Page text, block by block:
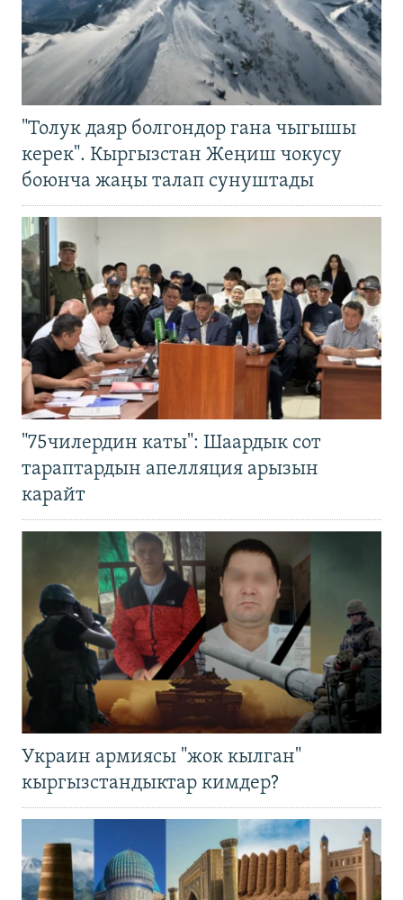
"Толук даяр болгондор гана чыгышы
керек". Кыргызстан Жеңиш чокусу
боюнча жаңы талап сунуштады
"75чилердин каты": Шаардык сот
тараптардын апелляция арызын
карайт
Украин армиясы "жок кылган"
кыргызстандыктар кимдер?